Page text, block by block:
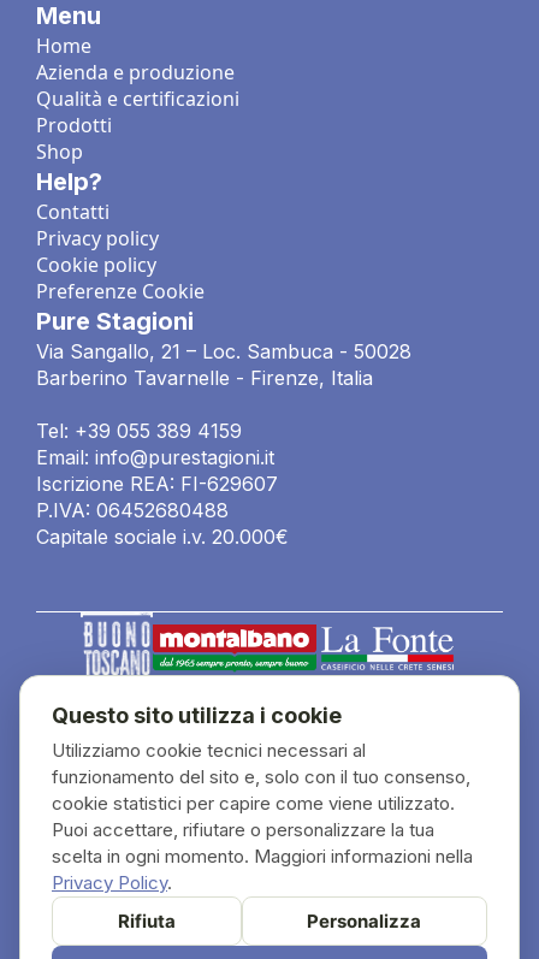
Menu
Home
Azienda e produzione
Qualità e certificazioni
Prodotti
Shop
Help?
Contatti
Privacy policy
Cookie policy
Preferenze Cookie
Pure Stagioni
Via Sangallo, 21 – Loc. Sambuca - 50028
Barberino Tavarnelle - Firenze, Italia
Tel: +39 055 389 4159
Email: info@purestagioni.it
Iscrizione REA: FI-629607
P.IVA: 06452680488
Capitale sociale i.v. 20.000€
Copyright © 2026 by Pure Stagioni. Tutti i diritti
riservati
Questo sito utilizza i cookie
Utilizziamo cookie tecnici necessari al
funzionamento del sito e, solo con il tuo consenso,
cookie statistici per capire come viene utilizzato.
Puoi accettare, rifiutare o personalizzare la tua
scelta in ogni momento. Maggiori informazioni nella
Privacy Policy.
Rifiuta
Personalizza